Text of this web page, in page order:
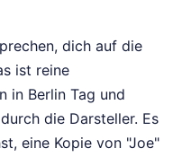
dich auf die
ist reine
in Berlin Tag und
die Darsteller. Es
eine Kopie von "Joe"